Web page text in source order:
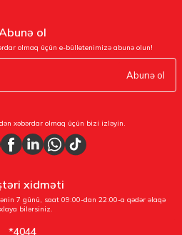
ol
olmaq üçün e-bülletenimizə abunə olun!
Abunə ol
xəbərdar olmaq üçün bizi izləyin.
xidməti
7 günü, saat 09:00-dan 22:00-a qədər əlaqə
bilərsiniz.
*4044